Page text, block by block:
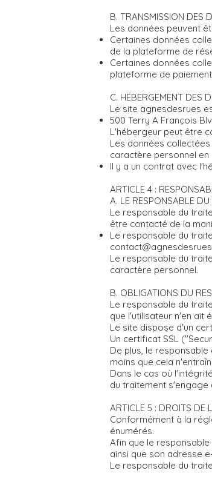
B. TRANSMISSION DES
Les données peuvent
Certaines données
de la plateforme de
Certaines données
plateforme de
C. HÉBERGEMENT DES
Le site agnesdesrues
500 Terry A François
L'hébergeur peut être
Les données
caractère personnel
Il y a un contrat avec
ARTICLE 4 :
A. LE RESPONSABLE
Le responsable du
être contacté de la
Le responsable du
Le responsable du
caractère personnel.
B. OBLIGATIONS DU
Le responsable du
que l'utilisateur n'en ait
Le site dispose d'un
Un certificat SSL
De plus, le
moins que cela
Dans le cas où
du traitement s'engage
ARTICLE 5 : DROITS DE
Conformément à la
énumérés.
Afin que le
ainsi que son adresse
Le responsable du